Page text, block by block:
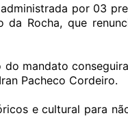
por 03
Rocha, que
mandato
Pacheco Cordeiro.
e cultural para